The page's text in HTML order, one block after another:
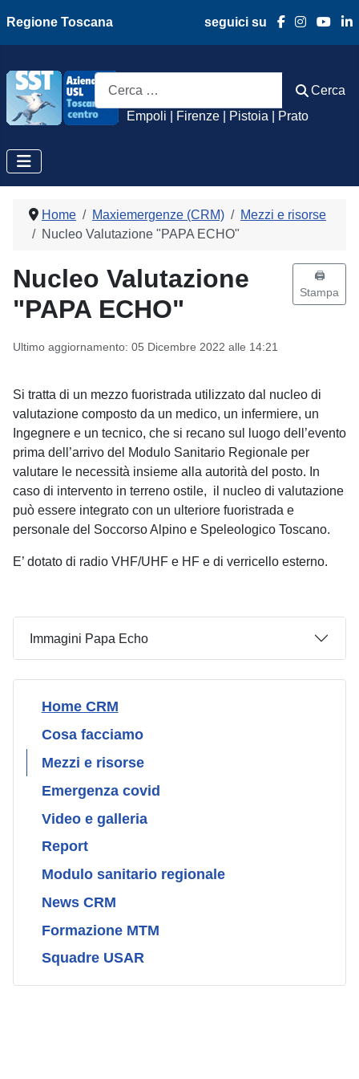
Regione Toscana seguici su
Azienda Usl
Empoli | Firenze | Pistoia | Prato
Cerca
Cerca
Home CRM
Cosa facciamo
Mezzi e risorse
Emergenza covid
Video e galleria
Report
Modulo sanitario regionale
News CRM
Formazione MTM
Squadre USAR
Home Maxiemergenze (CRM)
Mezzi e risorse
Nucleo Valutazione "PAPA ECHO"
Nucleo Valutazione
"PAPA ECHO"
Ultimo aggiornamento: 05 Dicembre 2022 alle 14:21
🖨️
Stampa
Si tratta di un mezzo fuoristrada utilizzato dal nucleo di
valutazione composto da un medico, un infermiere, un
Ingegnere e un tecnico, che si recano sul luogo dell’evento
prima dell’arrivo del Modulo Sanitario Regionale per
valutare le necessità insieme alla autorità del posto. In
caso di intervento in terreno ostile, il nucleo di valutazione
può essere integrato con un ulteriore fuoristrada e
personale del Soccorso Alpino e Speleologico Toscano.
E’ dotato di radio VHF/UHF e HF e di verricello esterno.
Immagini Papa Echo